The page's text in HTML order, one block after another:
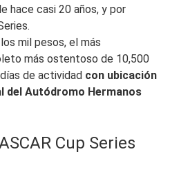
hace casi 20 años, y por
mil pesos, el más
más ostentoso de 10,500
de actividad con ubicación
del Autódromo Hermanos
Cup Series